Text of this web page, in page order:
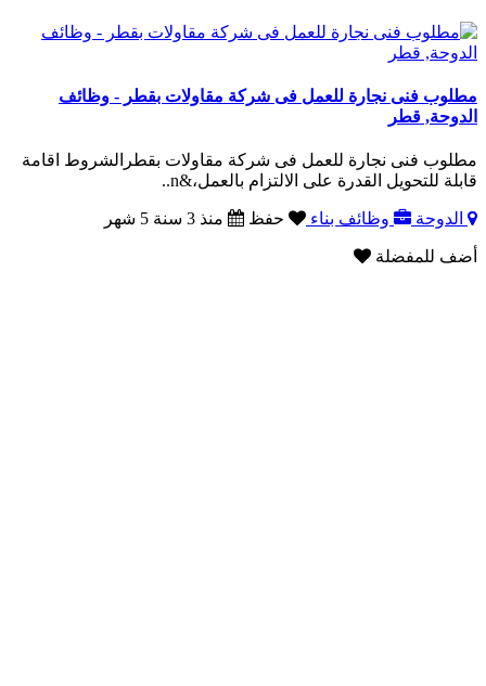
مطلوب فنى نجارة للعمل فى شركة مقاولات بقطر - وظائف
الدوحة, قطر
مطلوب فنى نجارة للعمل فى شركة مقاولات بقطرالشروط اقامة
قابلة للتحويل القدرة على الالتزام بالعمل،&n..
الدوحة وظائف بناء حفظ منذ 3 سنة 5 شهر
أضف للمفضلة